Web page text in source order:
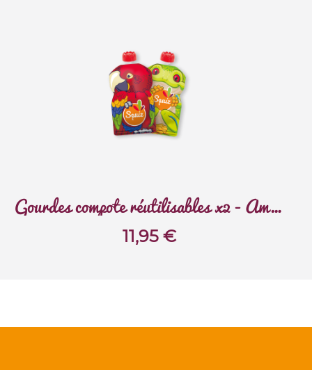
Gourdes compote réutilisables x2 - Amazonie
11,95€